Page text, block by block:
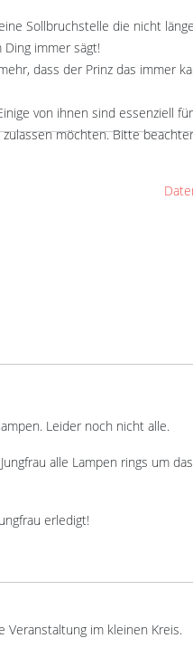
Sollbruchstelle die nicht
immer sägt!
dass der Prinz das immer
Leider noch nicht alle.
alle Lampen rings um
erledigt!
Veranstaltung im kleinen Kreis.
von ihnen sind essenziell
möchten. Bitte